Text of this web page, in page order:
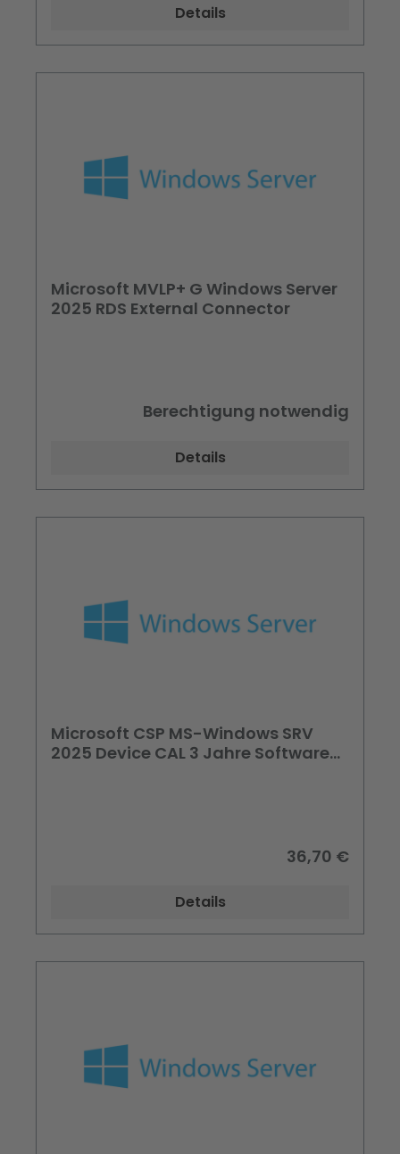
Details
Microsoft MVLP+ G Windows Server
2025 RDS External Connector
Berechtigung notwendig
Details
Microsoft CSP MS-Windows SRV
2025 Device CAL 3 Jahre Software
36,70 €
Details